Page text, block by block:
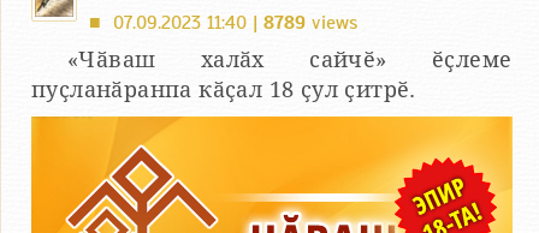
■ 07.09.2023 11:40 | 8789 views
«Чӑваш халӑх сайчӗ» ӗҫлеме
пуҫланӑранпа кӑҫал 18 ҫул ҫитрӗ.